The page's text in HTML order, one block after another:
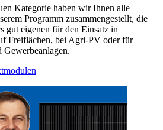
Kategorie haben wir Ihnen alle
Programm zusammengestellt, die
gut eigenen für den Einsatz in
Freiflächen, bei Agri-PV oder für
Gewerbeanlagen.